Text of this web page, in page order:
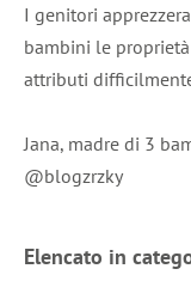
I genitori
bambini le
attributi
Jana, madre di 3
@blogzrzky
Elencato in